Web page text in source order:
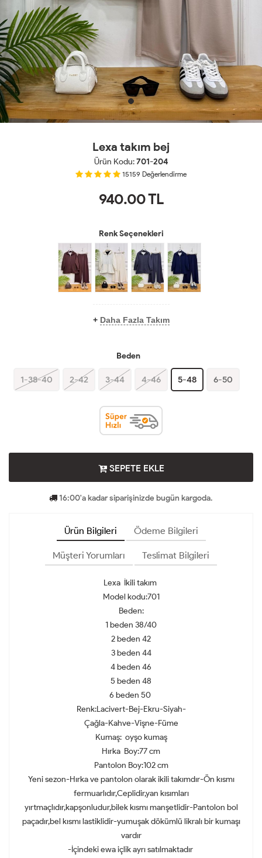
Lexa takım bej
Ürün Kodu:701-204
15159 Değerlendirme
940.00TL
Renk Seçenekleri
+ Daha Fazla Takım
Beden
1-38-40 2-42 3-44 4-46 5-48 6-50
SEPETE EKLE
16:00'a kadar siparişinizde bugün kargoda.
Ürün Bilgileri Ödeme Bilgileri
Müşteri Yorumları Teslimat Bilgileri
Lexa İkili takım
Model kodu:701
Beden:
1 beden 38/40
2 beden 42
3 beden 44
4 beden 46
5 beden 48
6 beden 50
Renk:Lacivert-Bej-Ekru-Siyah-
Çağla-Kahve-Vişne-Füme
Kumaş: oyşo kumaş
Hırka Boy:77 cm
Pantolon Boy:102 cm
Yeni sezon-Hırka ve pantolon olarak ikili takımdır-Ön kısmı
fermuarlıdır,Ceplidir,yan kısımları
yırtmaçlıdır,kapşonludur,bilek kısmı manşetlidir-Pantolon bol
paçadır,bel kısmı lastiklidir-yumuşak dökümlü likralı bir kumaşı
vardır
-İçindeki ewa içlik ayrı satılmaktadır